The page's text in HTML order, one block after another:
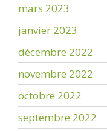
mars 2023
janvier 2023
décembre 2022
novembre 2022
octobre 2022
septembre 2022